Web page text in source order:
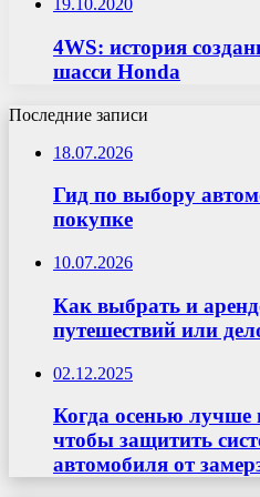
19.10.2020
4WS: история
шасси Honda
Последние записи
18.07.2026
Гид по выбору
покупке
10.07.2026
Как выбрать и
путешествий или
02.12.2025
Когда осенью лучше
чтобы защитить
автомобиля от